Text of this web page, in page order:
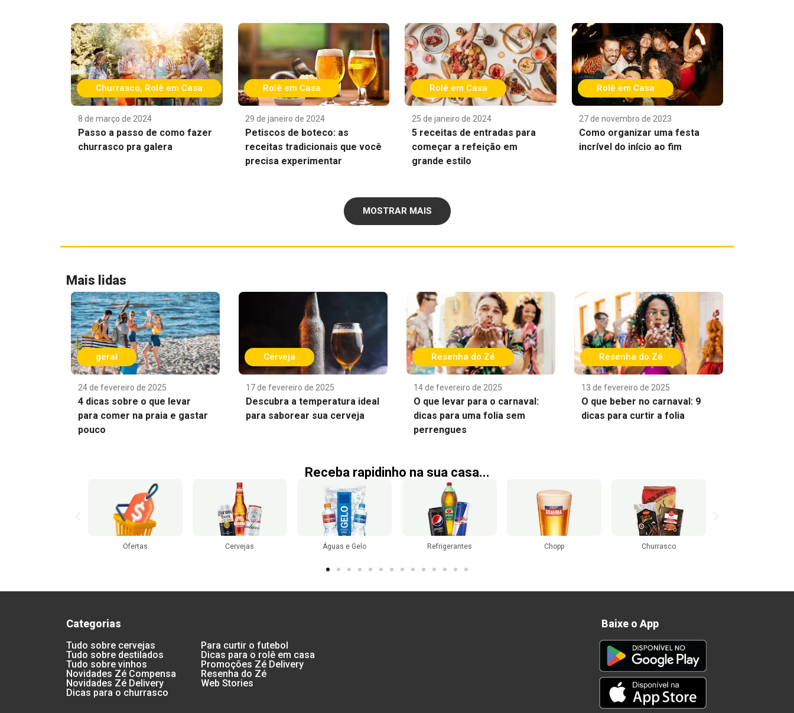
Churrasco, Rolê em Casa
8 de março de 2024
Passo a passo de como fazer
churrasco pra galera
Rolê em Casa
29 de janeiro de 2024
Petiscos de boteco: as
receitas tradicionais que você
precisa experimentar
Rolê em Casa
25 de janeiro de 2024
5 receitas de entradas para
começar a refeição em
grande estilo
Rolê em Casa
27 de novembro de 2023
Como organizar uma festa
incrível do início ao fim
MOSTRAR MAIS
Mais lidas
geral
24 de fevereiro de 2025
4 dicas sobre o que levar
para comer na praia e gastar
pouco
Cerveja
17 de fevereiro de 2025
Descubra a temperatura ideal
para saborear sua cerveja
Resenha do Zé
14 de fevereiro de 2025
O que levar para o carnaval:
dicas para uma folia sem
perrengues
Resenha do Zé
13 de fevereiro de 2025
O que beber no carnaval: 9
dicas para curtir a folia
Receba rapidinho na sua casa...
Cervejas Águas e Gelo Refrigerantes Chopp Churrasco Mercearia
Categorias
Tudo sobre cervejas
Tudo sobre destilados
Tudo sobre vinhos
Novidades Zé Compensa
Novidades Zé Delivery
Dicas para o churrasco
Para curtir o futebol
Dicas para o rolê em casa
Promoções Zé Delivery
Resenha do Zé
Web Stories
Baixe o App